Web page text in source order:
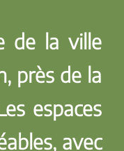
de la ville
près de la
espaces
avec